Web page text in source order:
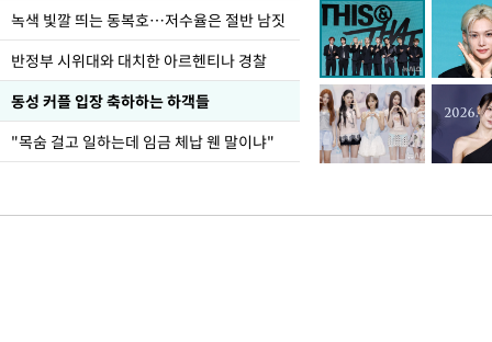
녹색 빛깔 띄는 동복호…저수율은 절반 남짓
반정부 시위대와 대치한 아르헨티나 경찰
동성 커플 입장 축하하는 하객들
"목숨 걸고 일하는데 임금 체납 웬 말이냐"